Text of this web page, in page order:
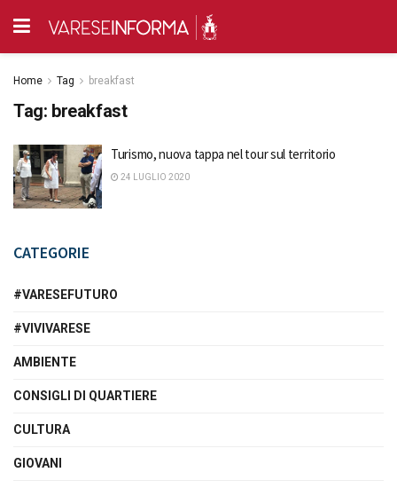
Home Tag breakfast
Tag: breakfast
Turismo, nuova tappa nel tour sul territorio
24 LUGLIO 2020
CATEGORIE
#VARESEFUTURO
#VIVIVARESE
AMBIENTE
CONSIGLI DI QUARTIERE
CULTURA
GIOVANI